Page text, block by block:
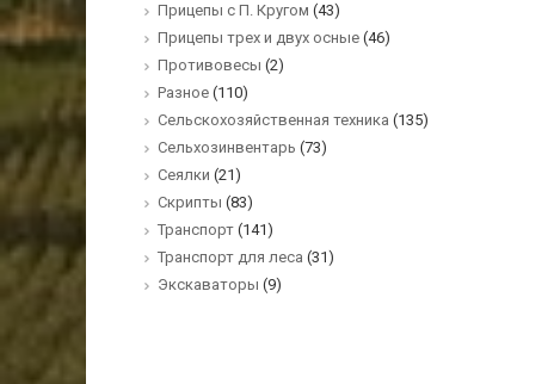
Прицепы с П. Кругом (43)
Прицепы трех и двух осные (46)
Противовесы (2)
Разное (110)
Сельскохозяйственная техника (135)
Сельхозинвентарь (73)
Сеялки (21)
Скрипты (83)
Транспорт (141)
Транспорт для леса (31)
Экскаваторы (9)